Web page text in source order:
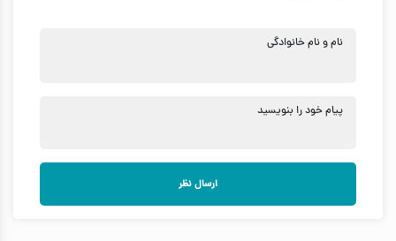
نام و نام خانوادگی
پیام خود را بنویسید
ارسال نظر